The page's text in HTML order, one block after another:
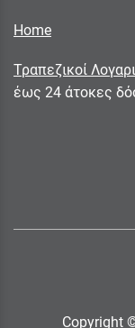
Home
Τραπεζικοί
έως 24 άτοκες
Copyright